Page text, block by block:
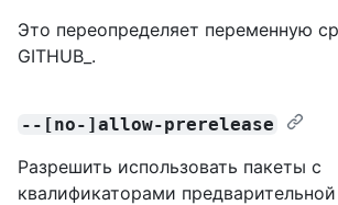
Это переопределяет переменную
GITHUB_.
--[no-]allow-prerelease
Разрешить использовать пакеты с
квалификаторами